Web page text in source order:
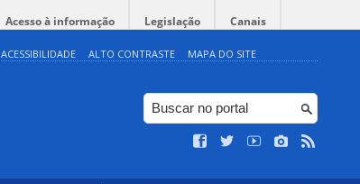
Acesso à informação Legislação Canais
ACESSIBILIDADE ALTO CONTRASTE MAPA DO SITE